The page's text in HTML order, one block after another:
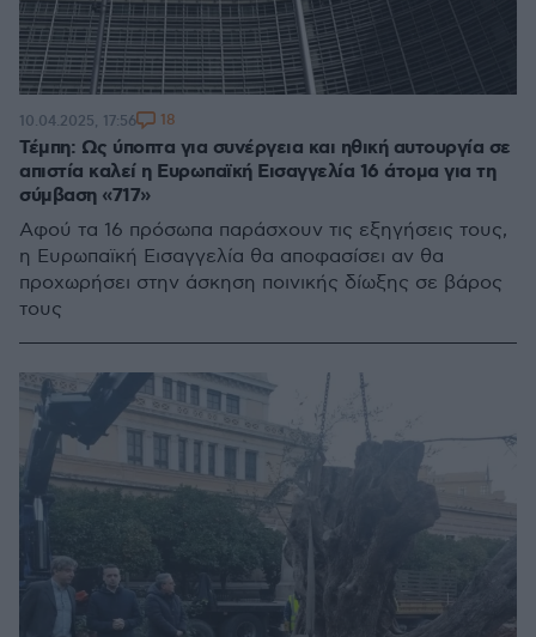
Τέμπη: Ως ύποπτα για συνέργεια και ηθική αυτουργία σε
απιστία καλεί η Ευρωπαϊκή Εισαγγελία 16 άτομα για τη
σύμβαση «717»
Αφού τα 16 πρόσωπα παράσχουν τις εξηγήσεις τους,
η Ευρωπαϊκή Εισαγγελία θα αποφασίσει αν θα
προχωρήσει στην άσκηση ποινικής δίωξης σε βάρος
τους
10.04.2025, 17:56 18